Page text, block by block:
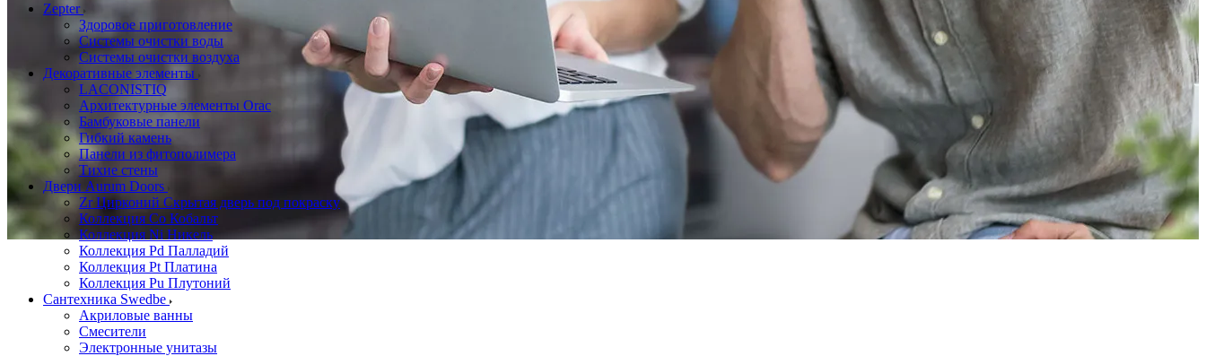
Zepter
Здоровое приготовление
Системы очистки воды
Системы очистки воздуха
Декоративные элементы
LACONISTIQ
Архитектурные элементы Orac
Бамбуковые панели
Гибкий камень
Панели из фитополимера
Тихие стены
Двери Aurum Doors
Zr Цирконий Скрытая дверь под покраску
Коллекция Co Кобальт
Коллекция Ni Никель
Коллекция Pd Палладий
Коллекция Pt Платина
Коллекция Pu Плутоний
Сантехника Swedbe
Акриловые ванны
Смесители
Электронные унитазы